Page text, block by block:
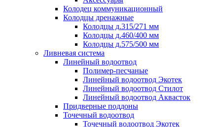
Колодец коммуникационный
Колодцы дренажные
Колодцы д.315/271 мм
Колодцы д.460/400 мм
Колодцы д.575/500 мм
Ливневая система
Линейный водоотвод
Полимер-песчаные
Линейный водоотвод Экотек
Линейный водоотвод Стилот
Линейный водоотвод Аквасток
Придверные поддоны
Точечный водоотвод
Точечный водоотвод Экотек